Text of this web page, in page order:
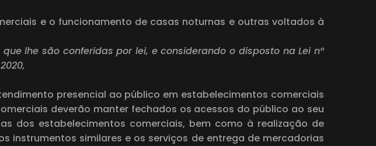
e o funcionamento de casas noturnas e outras voltados à
lhe são conferidas por lei, e considerando o disposto na Lei nº
presencial ao público em estabelecimentos comerciais
deverão manter fechados os acessos do público ao seu
dos estabelecimentos comerciais, bem como à realização de
instrumentos similares e os serviços de entrega de mercadorias